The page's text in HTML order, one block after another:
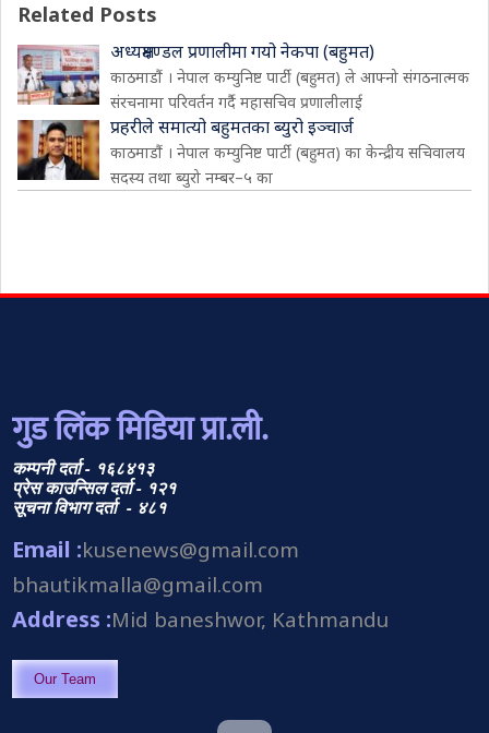
Related Posts
अध्यक्षमण्डल प्रणालीमा गयो नेकपा (बहुमत)
काठमाडौं । नेपाल कम्युनिष्ट पार्टी (बहुमत) ले आफ्नो संगठनात्मक
संरचनामा परिवर्तन गर्दै महासचिव प्रणालीलाई
प्रहरीले समात्यो बहुमतका ब्युरो इञ्चार्ज
काठमाडौं । नेपाल कम्युनिष्ट पार्टी (बहुमत) का केन्द्रीय सचिवालय
सदस्य तथा ब्युरो नम्बर–५ का
गुड लिंक मिडिया प्रा.ली.
कम्पनी दर्ता - १६८४१३
प्रेस काउन्सिल दर्ता - १२१
सूचना विभाग दर्ता - ४८१
Email :kusenews@gmail.com
bhautikmalla@gmail.com
Address :Mid baneshwor, Kathmandu
Our Team